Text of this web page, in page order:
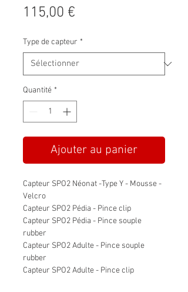
115,00 €
Type de capteur *
Quantité *
Ajouter au panier
Capteur SPO2 Néonat -Type Y - Mousse -
Velcro
Capteur SPO2 Pédia - Pince clip
Capteur SPO2 Pédia - Pince souple
rubber
Capteur SPO2 Adulte - Pince souple
rubber
Capteur SPO2 Adulte - Pince clip